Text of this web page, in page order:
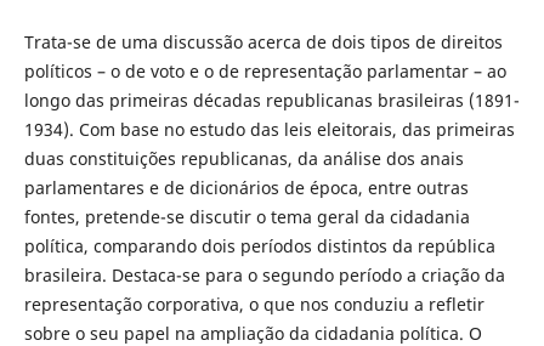
Trata-se de uma discussão acerca de dois tipos de direitos
políticos – o de voto e o de representação parlamentar – ao
longo das primeiras décadas republicanas brasileiras (1891-
1934). Com base no estudo das leis eleitorais, das primeiras
duas constituições republicanas, da análise dos anais
parlamentares e de dicionários de época, entre outras
fontes, pretende-se discutir o tema geral da cidadania
política, comparando dois períodos distintos da república
brasileira. Destaca-se para o segundo período a criação da
representação corporativa, o que nos conduziu a refletir
sobre o seu papel na ampliação da cidadania política. O